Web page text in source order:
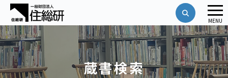
蔵書検索
メ
ニ
ュ
ー
MENU